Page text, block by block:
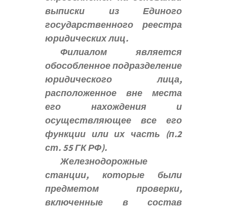
выписки из Единого
государственного реестра
юридических лиц.
Филиалом является
обособленное подразделение
юридического лица,
расположенное вне места
его нахождения и
осуществляющее все его
функции или их часть (п.2
ст. 55 ГК РФ).
Железнодорожные
станции, которые были
предметом проверки,
включенные в состав